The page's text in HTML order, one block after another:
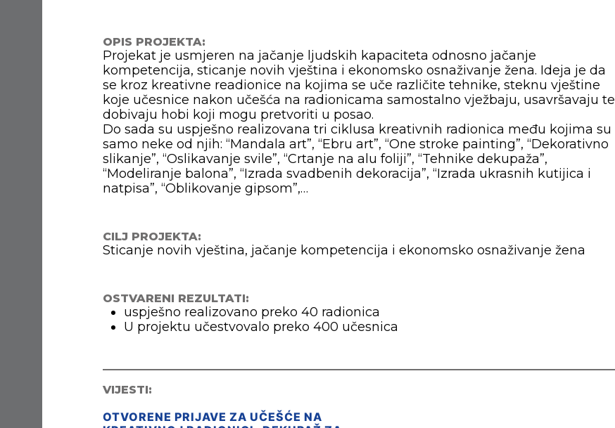
OPIS PROJEKTA:
Projekat je usmjeren na jačanje ljudskih kapaciteta odnosno jačanje
kompetencija, sticanje novih vještina i ekonomsko osnaživanje žena. Ideja je da
se kroz kreativne readionice na kojima se uče različite tehnike, steknu vještine
koje učesnice nakon učešća na radionicama samostalno vježbaju, usavršavaju te
dobivaju hobi koji mogu pretvoriti u posao.
Do sada su uspješno realizovana tri ciklusa kreativnih radionica među kojima su
samo neke od njih: “Mandala art”, “Ebru art”, “One stroke painting”, “Dekorativno
slikanje”, “Oslikavanje svile”, “Crtanje na alu foliji”, “Tehnike dekupaža”,
“Modeliranje balona”, “Izrada svadbenih dekoracija”, “Izrada ukrasnih kutijica i
natpisa”, “Oblikovanje gipsom”,…
CILJ PROJEKTA:
Sticanje novih vještina, jačanje kompetencija i ekonomsko osnaživanje žena
OSTVARENI REZULTATI:
uspješno realizovano preko 40 radionica
U projektu učestvovalo preko 400 učesnica
VIJESTI:
OTVORENE PRIJAVE ZA UČEŠĆE NA